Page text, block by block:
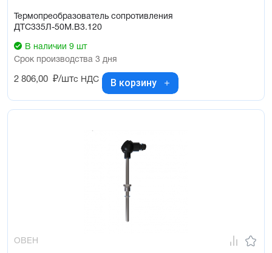
Термопреобразователь сопротивления
ДТС335Л-50М.В3.120
В наличии 9 шт
Срок производства 3 дня
2 806,00 ₽/штс НДС В корзину
ОВЕН